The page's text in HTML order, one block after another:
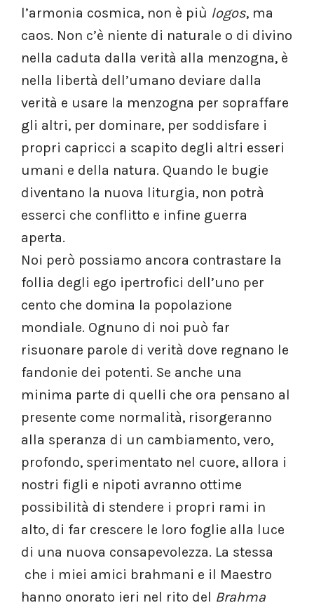
l’armonia cosmica, non è più logos, ma
caos. Non c’è niente di naturale o di divino
nella caduta dalla verità alla menzogna, è
nella libertà dell’umano deviare dalla
verità e usare la menzogna per sopraffare
gli altri, per dominare, per soddisfare i
propri capricci a scapito degli altri esseri
umani e della natura. Quando le bugie
diventano la nuova liturgia, non potrà
esserci che conflitto e infine guerra
aperta.
Noi però possiamo ancora contrastare la
follia degli ego ipertrofici dell’uno per
cento che domina la popolazione
mondiale. Ognuno di noi può far
risuonare parole di verità dove regnano le
fandonie dei potenti. Se anche una
minima parte di quelli che ora pensano al
presente come normalità, risorgeranno
alla speranza di un cambiamento, vero,
profondo, sperimentato nel cuore, allora i
nostri figli e nipoti avranno ottime
possibilità di stendere i propri rami in
alto, di far crescere le loro foglie alla luce
di una nuova consapevolezza. La stessa
che i miei amici brahmani e il Maestro
hanno onorato ieri nel rito del Brahma